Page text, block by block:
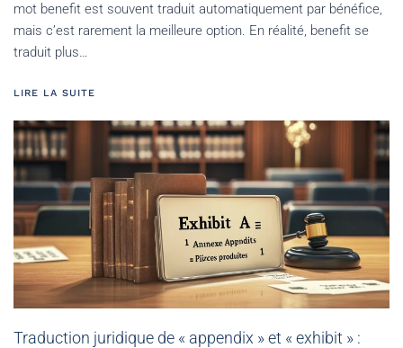
mot benefit est souvent traduit automatiquement par bénéfice,
mais c’est rarement la meilleure option. En réalité, benefit se
traduit plus…
LIRE LA SUITE
Traduction juridique de « appendix » et « exhibit » :